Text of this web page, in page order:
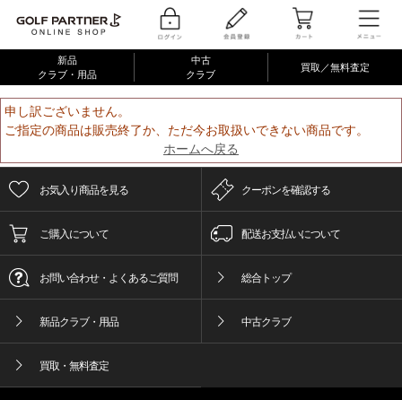
新品
クラブ・用品
中古
クラブ
買取／無料査定
申し訳ございません。
ご指定の商品は販売終了か、ただ今お取扱いできない商品です。
ホームへ戻る
お気入り商品を見る クーポンを確認する
ご購入について 配送お支払いについて
お問い合わせ・よくあるご質問 総合トップ
新品クラブ・用品 中古クラブ
買取・無料査定